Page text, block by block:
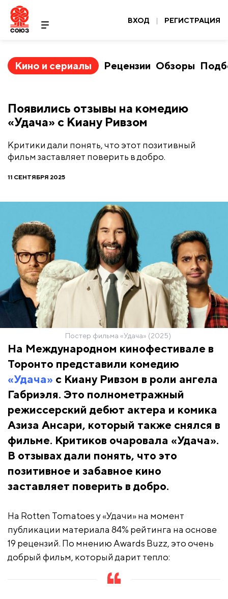
ВХОД | РЕГИСТРАЦИЯ
Кино и сериалы Рецензии Обзоры
Появились отзывы на комедию
«Удача» с Киану Ривзом
Критики дали понять, что этот позитивный
фильм заставляет поверить в добро.
11 СЕНТЯБРЯ 2025
Постер фильма «Удача» (2025)
На Международном кинофестивале в
Торонто представили комедию
«Удача» с Киану Ривзом в роли ангела
Габриэля. Это полнометражный
режиссерский дебют актера и комика
Азиза Ансари, который также снялся в
фильме. Критиков очаровала «Удача».
В отзывах дали понять, что это
позитивное и забавное кино
заставляет поверить в добро.
На Rotten Tomatoes у «Удачи» на момент
публикации материала 84% рейтинга на основе
19 рецензий. По мнению Awards Buzz, это очень
добрый фильм, который дарит тепло: